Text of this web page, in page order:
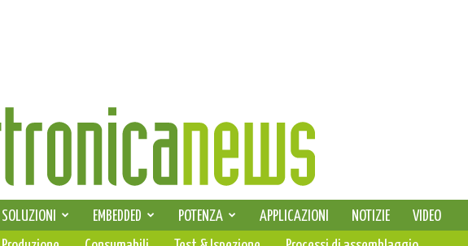
SELEZIONE DI ELETTRONICA
SOLUZIONI EMBEDDED POTENZA APPLICAZIONI NOTIZIE
VIDEO